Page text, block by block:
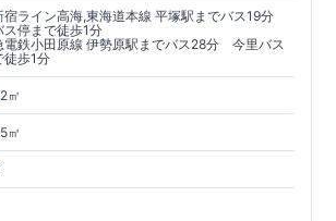
宿ライン高海,東海道本線 平塚駅までバス19分
ス停まで徒歩1分
電鉄小田原線 伊勢原駅までバス28分 今里バス
徒歩1分
㎡
㎡